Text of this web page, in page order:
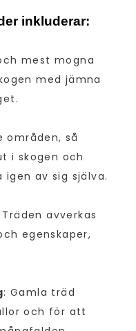
inkluderar:
mest mogna
med jämna
områden, så
i skogen och
av sig själva.
Träden avverkas
egenskaper,
: Gamla träd
och för att